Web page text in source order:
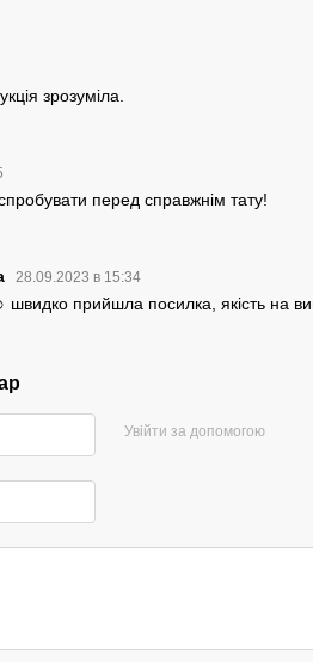
зрозуміла.
перед справжнім тату!
28.09.2023 в 15:34
прийшла посилка, якість на
Увійти за допомогою